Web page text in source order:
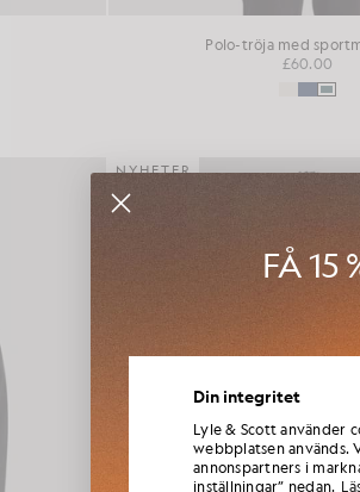
Polo-tröja med
£60.00
NYHETER
FÅ 15
samarbeten och
Din integritet
Lyle & Scott använder
webbplatsen används.
annonspartners i
inställningar” nedan.